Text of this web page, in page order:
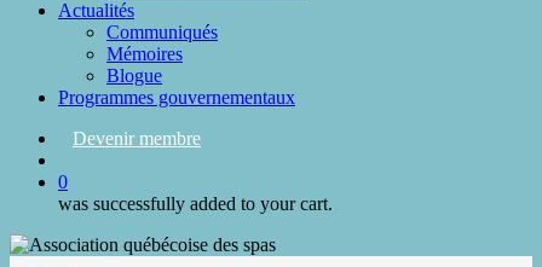
Actualités
Communiqués
Mémoires
Blogue
Programmes gouvernementaux
Devenir membre
0
was successfully added to your cart.